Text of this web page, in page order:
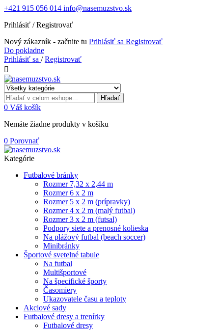
+421 915 056 014 info@nasemuzstvo.sk
Prihlásiť / Registrovať
Nový zákazník - začnite tu Prihlásiť sa Registrovať
Do pokladne
Prihlásiť sa /Registrovať

Hľadať
0 Váš košík
Nemáte žiadne produkty v košíku
0 Porovnať
Kategórie
Futbalové bránky
Rozmer 7,32 x 2,44 m
Rozmer 6 x 2 m
Rozmer 5 x 2 m (prípravky)
Rozmer 4 x 2 m (malý futbal)
Rozmer 3 x 2 m (futsal)
Podpory siete a prenosné kolieska
Na plážový futbal (beach soccer)
Minibránky
Športové svetelné tabule
Na futbal
Multišportové
Na špecifické športy
Časomiery
Ukazovatele času a teploty
Akciové sady
Futbalové dresy a trenírky
Futbalové dresy